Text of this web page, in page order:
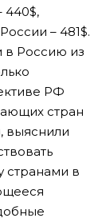
440$,
– 481$.
в Россию из
РФ
стран
выяснили
странами в